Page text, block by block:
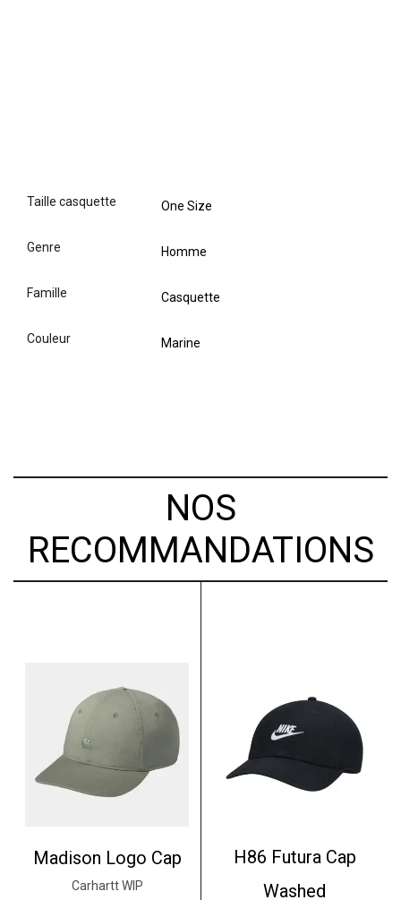
taille casquette One Size
genre Homme
famille Casquette
couleur Marine
NOS
RECOMMANDATIONS
Madison Logo Cap
Carhartt WIP
H86 Futura Cap
Washed